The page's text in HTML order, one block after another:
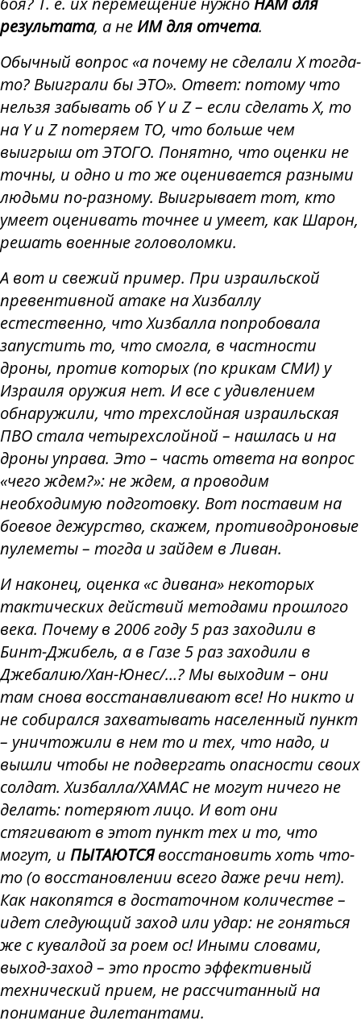
результата, а неИМ для отчета.
Обычный вопрос «а почему не сделали Х тогда-
то? Выиграли бы ЭТО». Ответ: потому что
нельзя забывать об Y и Z – если сделать Х, то
на Y и Z потеряем ТО, что больше чем
выигрыш от ЭТОГО. Понятно, что оценки не
точны, и одно и то же оценивается разными
людьми по-разному. Выигрывает тот, кто
умеет оценивать точнее и умеет, как Шарон,
решать военные головоломки.
А вот и свежий пример. При израильской
превентивной атаке на Хизбаллу
естественно, что Хизбалла попробовала
запустить то, что смогла, в частности
дроны, против которых (по крикам СМИ) у
Израиля оружия нет. И все с удивлением
обнаружили, что трехслойная израильская
ПВО стала четырехслойной – нашлась и на
дроны управа. Это – часть ответа на вопрос
«чего ждем?»: не ждем, а проводим
необходимую подготовку. Вот поставим на
боевое дежурство, скажем, противодроновые
пулеметы – тогда и зайдем в Ливан.
И наконец, оценка «с дивана» некоторых
тактических действий методами прошлого
века. Почему в 2006 году 5 раз заходили в
Бинт-Джибель, а в Газе 5 раз заходили в
Джебалию/Хан-Юнес/…? Мы выходим – они
там снова восстанавливают все! Но никто и
не собирался захватывать населенный пункт
– уничтожили в нем то и тех, что надо, и
вышли чтобы не подвергать опасности своих
солдат. Хизбалла/ХАМАС не могут ничего не
делать: потеряют лицо. И вот они
стягивают в этот пункт тех и то, что
могут, и ПЫТАЮТСЯвосстановить хоть что-
то (о восстановлении всего даже речи нет).
Как накопятся в достаточном количестве –
идет следующий заход или удар: не гоняться
же с кувалдой за роем ос! Иными словами,
выход-заход – это просто эффективный
технический прием, не рассчитанный на
понимание дилетантами.